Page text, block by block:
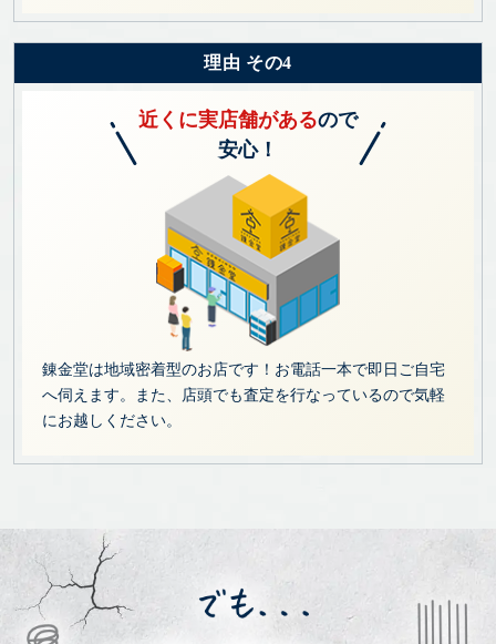
理由 その4
近くに実店舗があるので
安心！
錬金堂は地域密着型のお店です！お電話一本で即日ご自宅
へ伺えます。また、店頭でも査定を行なっているので気軽
にお越しください。